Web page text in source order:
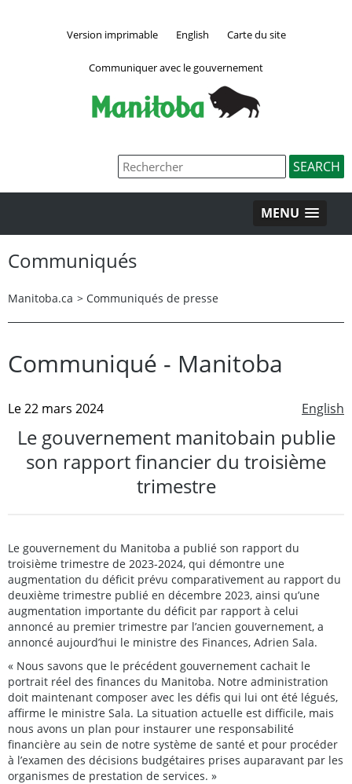
Version imprimable English Carte du site
Communiquer avec le gouvernement
MENU
Communiqués
Manitoba.ca > Communiqués de presse
Communiqué - Manitoba
English
Le 22 mars 2024
Le gouvernement manitobain publie
son rapport financier du troisième
trimestre
Le gouvernement du Manitoba a publié son rapport du
troisième trimestre de 2023-2024, qui démontre une
augmentation du déficit prévu comparativement au rapport du
deuxième trimestre publié en décembre 2023, ainsi qu’une
augmentation importante du déficit par rapport à celui
annoncé au premier trimestre par l’ancien gouvernement, a
annoncé aujourd’hui le ministre des Finances, Adrien Sala.
« Nous savons que le précédent gouvernement cachait le
portrait réel des finances du Manitoba. Notre administration
doit maintenant composer avec les défis qui lui ont été légués,
affirme le ministre Sala. La situation actuelle est difficile, mais
nous avons un plan pour instaurer une responsabilité
financière au sein de notre système de santé et pour procéder
à l’examen des décisions budgétaires prises auparavant par les
organismes de prestation de services. »